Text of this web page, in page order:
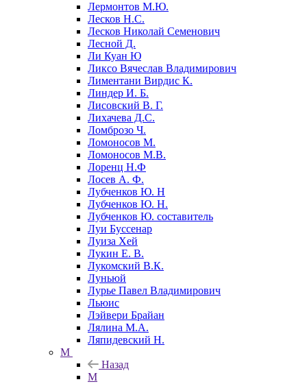
Лермонтов М.Ю.
Лесков Н.С.
Лесков Николай Семенович
Лесной Д.
Ли Куан Ю
Ликсо Вячеслав Владимирович
Лиментани Вирдис К.
Линдер И. Б.
Лисовский В. Г.
Лихачева Д.С.
Ломброзо Ч.
Ломоносов М.
Ломоносов М.В.
Лоренц Н.Ф
Лосев А. Ф.
Лубченков Ю. Н
Лубченков Ю. Н.
Лубченков Ю. составитель
Луи Буссенар
Луиза Хей
Лукин Е. В.
Лукомский В.К.
Луньюй
Лурье Павел Владимирович
Льюис
Лэйвери Брайан
Лялина М.А.
Ляпидевский Н.
М
Назад
М